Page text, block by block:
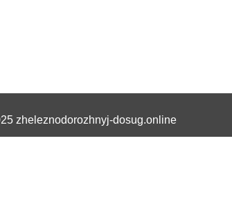
zheleznodorozhnyj-dosug.online